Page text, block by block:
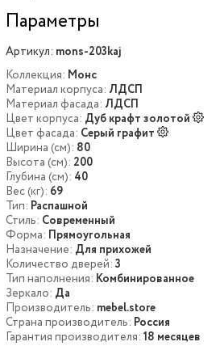
Параметры
Артикул: mons-203kaj
Коллекция: Монс
Материал корпуса: ЛДСП
Материал фасада: ЛДСП
Цвет корпуса: Дуб крафт золотой
Цвет фасада: Серый графит
Ширина (см): 80
Высота (см): 200
Глубина (см): 40
Вес (кг): 69
Тип: Распашной
Стиль: Современный
Форма: Прямоугольная
Назначение: Для прихожей
Количество дверей: 3
Тип наполнения: Комбинированное
Зеркало: Да
Производитель: mebel.store
Страна производитель: Россия
Гарантия производителя: 18 месяцев